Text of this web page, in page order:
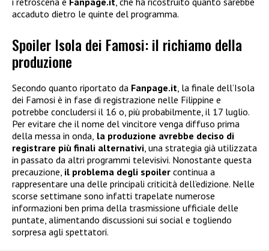
accaduto dietro le quinte del programma.
Spoiler Isola dei Famosi: il richiamo della
produzione
Secondo quanto riportato da Fanpage.it , la finale dell’Isola
dei Famosi è in fase di registrazione nelle Filippine e
potrebbe concludersi il 16 o, più probabilmente, il 17 luglio.
Per evitare che il nome del vincitore venga diffuso prima
della messa in onda, la produzione avrebbe deciso di
registrare più finali alternativi , una strategia già utilizzata
in passato da altri programmi televisivi. Nonostante questa
precauzione, il problema degli spoiler continua a
rappresentare una delle principali criticità dell’edizione. Nelle
scorse settimane sono infatti trapelate numerose
informazioni ben prima della trasmissione ufficiale delle
puntate, alimentando discussioni sui social e togliendo
sorpresa agli spettatori.